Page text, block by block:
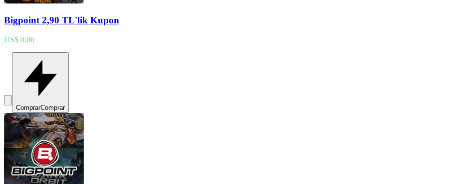
Bigpoint 2,90 TL'lik Kupon
US$ 0,06
ComprarComprar